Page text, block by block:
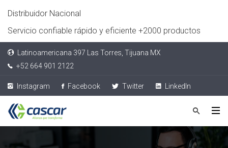
Distribuidor Nacional
Servicio confiable rápido y eficiente +2000 productos
Latinoamericana 397 Las Torres, Tijuana MX
+52 664 901 2122
Instagram Facebook Twitter LinkedIn